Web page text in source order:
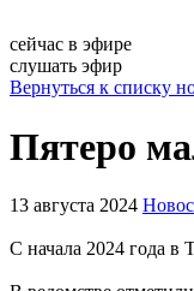
сейчас в эфире
слушать эфир
Вернуться к списку
Пятеро
13 августа 2024
С начала 2024 года в